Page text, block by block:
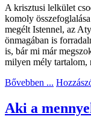
A krisztusi lelkület
komoly
megélt Istennel, az
önmagában is
is, bár mi már
milyen mély tartalom,
Bővebben ...
Aki a